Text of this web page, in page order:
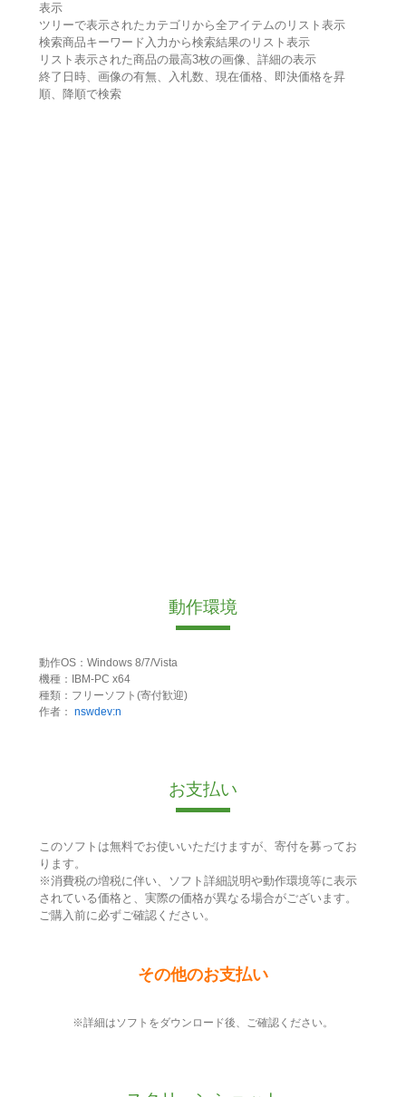
表示
ツリーで表示されたカテゴリから全アイテムのリスト表示
検索商品キーワード入力から検索結果のリスト表示
リスト表示された商品の最高3枚の画像、詳細の表示
終了日時、画像の有無、入札数、現在価格、即決価格を昇
順、降順で検索
動作環境
動作OS：Windows 8/7/Vista
機種：IBM-PC x64
種類：フリーソフト(寄付歓迎)
作者： nswdev:n
お支払い
このソフトは無料でお使いいただけますが、寄付を募ってお
ります。
※消費税の増税に伴い、ソフト詳細説明や動作環境等に表示
されている価格と、実際の価格が異なる場合がございます。
ご購入前に必ずご確認ください。
その他のお支払い
※詳細はソフトをダウンロード後、ご確認ください。